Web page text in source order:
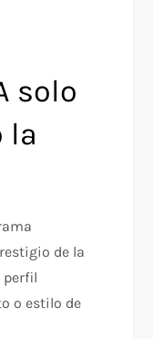
solo
la
de la
perfil
o estilo de